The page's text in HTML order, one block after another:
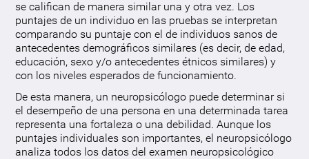
se califican de manera similar una y otra vez. Los
puntajes de un individuo en las pruebas se interpretan
comparando su puntaje con el de individuos sanos de
antecedentes demográficos similares (es decir, de edad,
educación, sexo y/o antecedentes étnicos similares) y
con los niveles esperados de funcionamiento.
De esta manera, un neuropsicólogo puede determinar si
el desempeño de una persona en una determinada tarea
representa una fortaleza o una debilidad. Aunque los
puntajes individuales son importantes, el neuropsicólogo
analiza todos los datos del examen neuropsicológico